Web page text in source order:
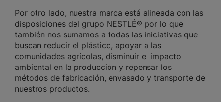
Por otro lado, nuestra marca está alineada con las
disposiciones del grupo NESTLÉ® por lo que
también nos sumamos a todas las iniciativas que
buscan reducir el plástico, apoyar a las
comunidades agrícolas, disminuir el impacto
ambiental en la producción y repensar los
métodos de fabricación, envasado y transporte de
nuestros productos.